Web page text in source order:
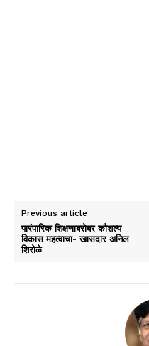
Previous article
पारंपारिक शिक्षणाबरोबर कौशल्य
विकास महत्वाचा- खासदार अनिल
शिरोळे